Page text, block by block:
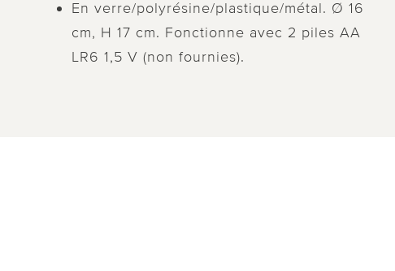
En verre/polyrésine/plastique/métal. Ø 16
cm, H 17 cm. Fonctionne avec 2 piles AA
LR6 1,5 V (non fournies).